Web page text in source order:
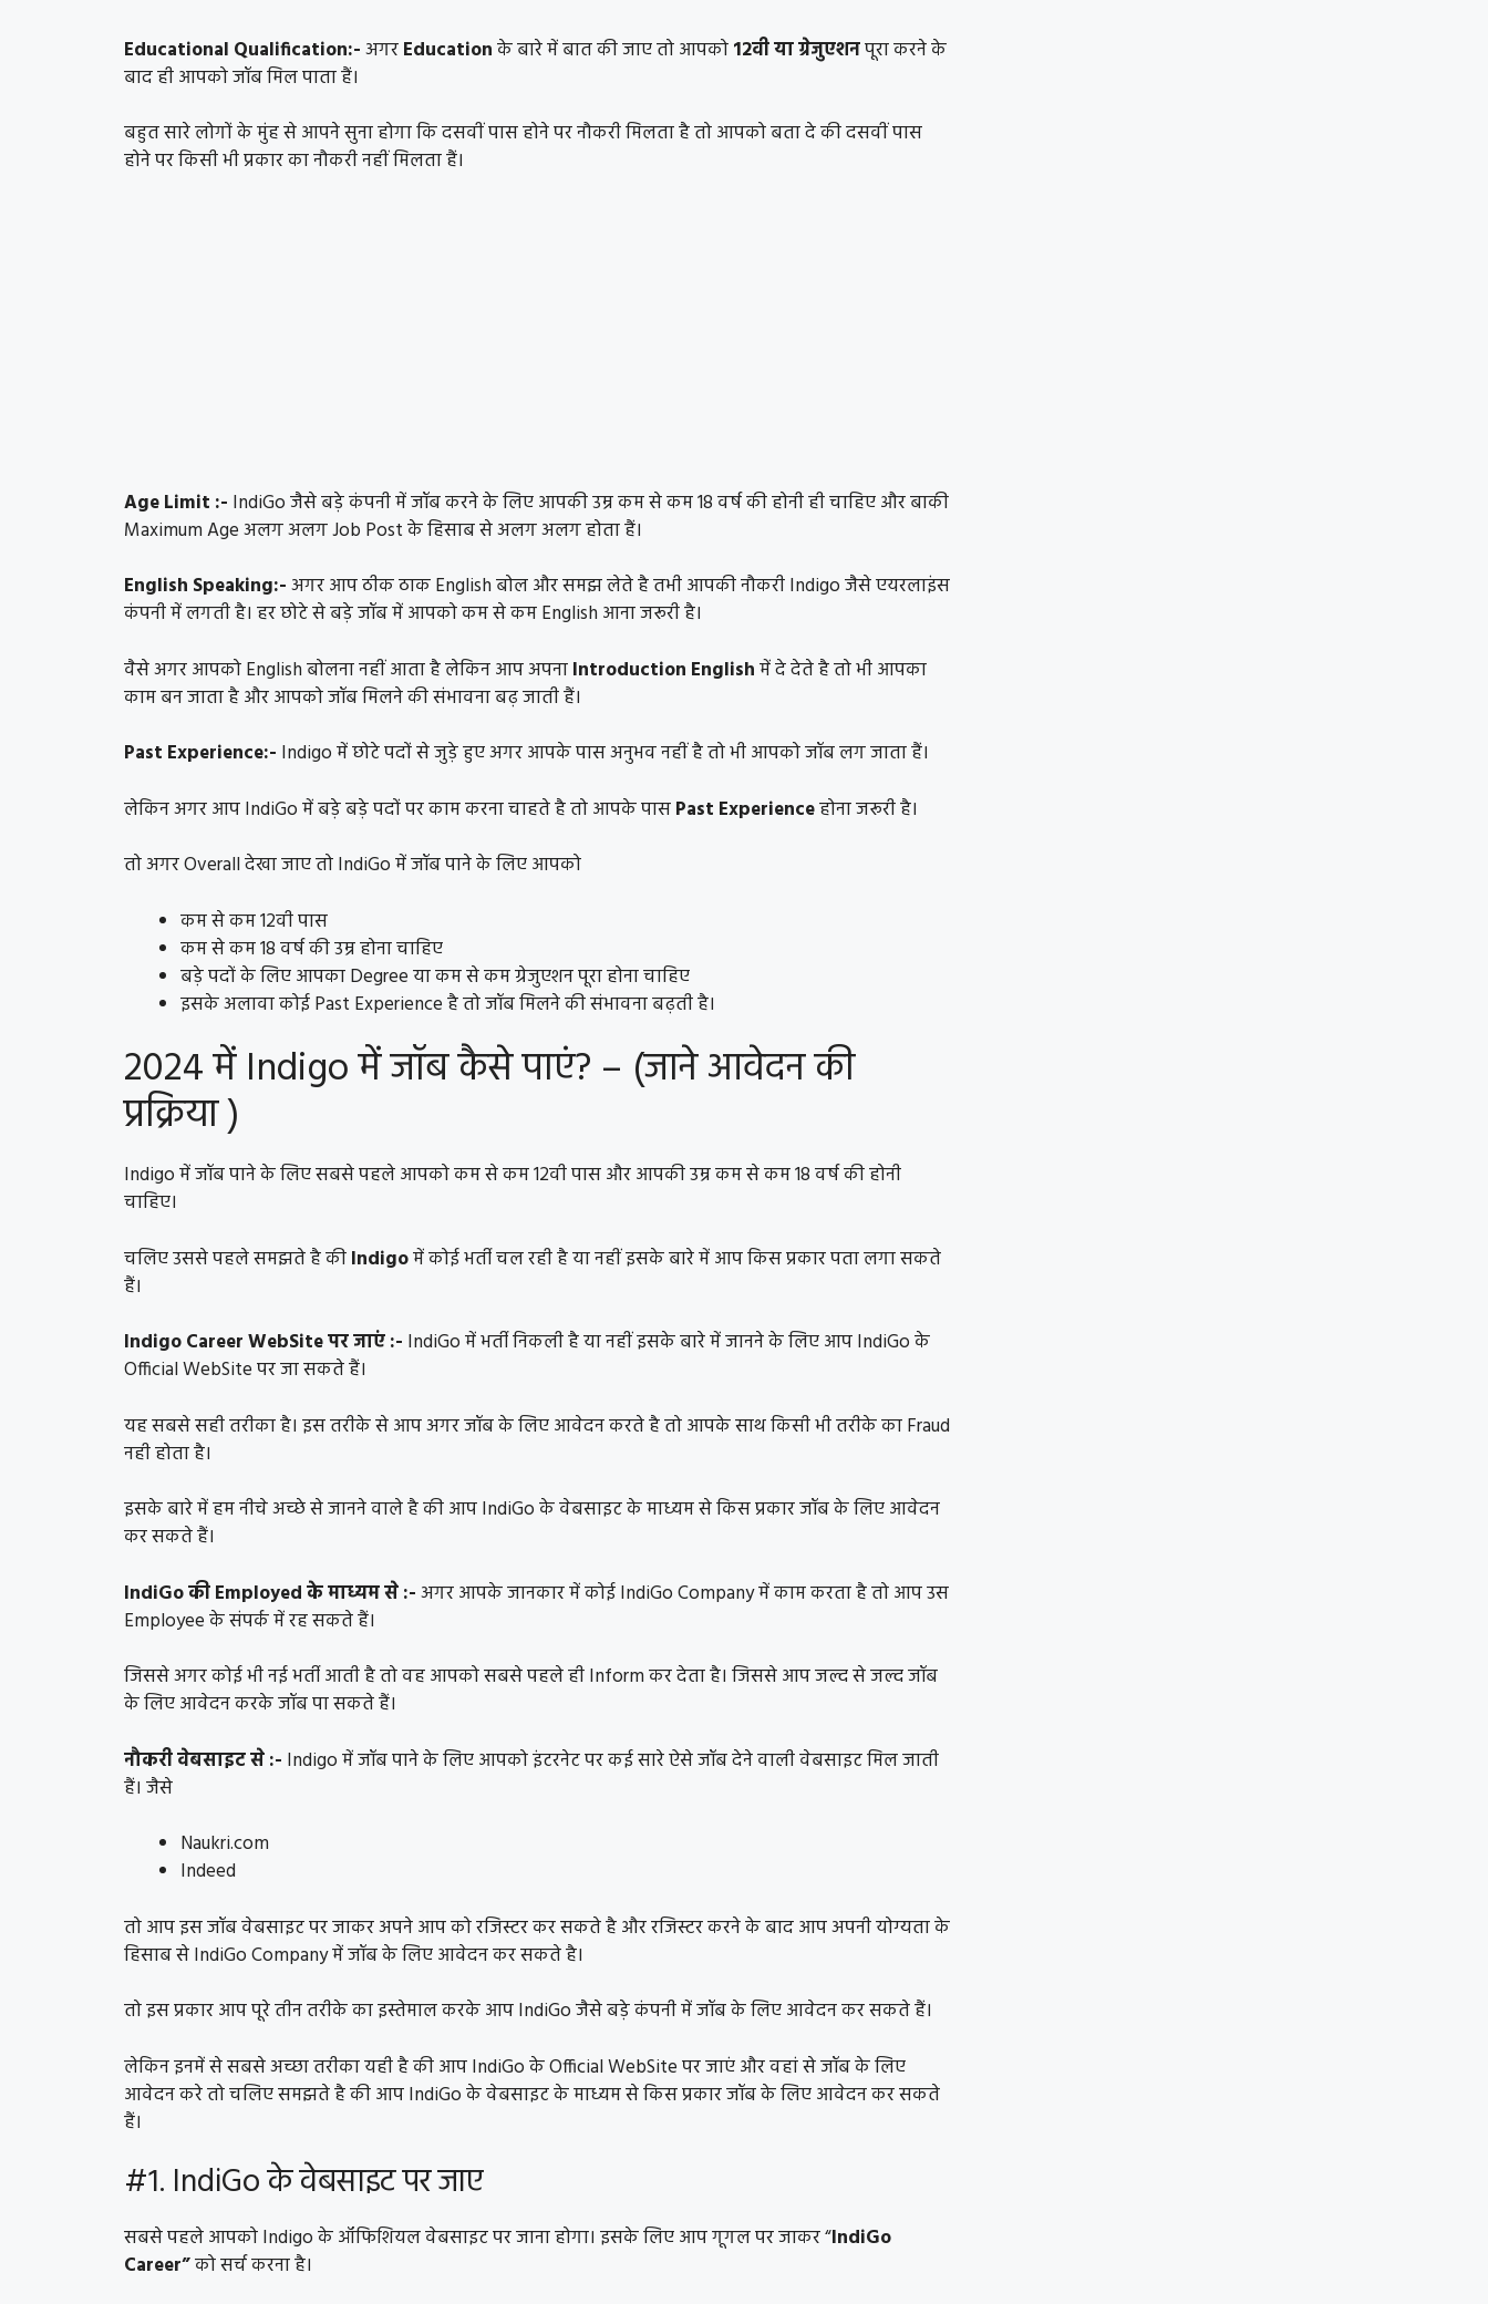
Educational Qualification:-अगरEducationके बारे में बात की जाए तो आपको12वी या ग्रेजुएशनपूरा करने के
बाद ही आपको जॉब मिल पाता हैं।
बहुत सारे लोगों के मुंह से आपने सुना होगा कि दसवीं पास होने पर नौकरी मिलता है तो आपको बता दे की दसवीं पास
होने पर किसी भी प्रकार का नौकरी नहीं मिलता हैं।
Age Limit :- IndiGo जैसे बड़े कंपनी में जॉब करने के लिए आपकी उम्र कम से कम 18 वर्ष की होनी ही चाहिए और बाकी
Maximum Age अलग अलग Job Post के हिसाब से अलग अलग होता हैं।
English Speaking:-अगर आप ठीक ठाक English बोल और समझ लेते है तभी आपकी नौकरी Indigo जैसे एयरलाइंस
कंपनी में लगती है। हर छोटे से बड़े जॉब में आपको कम से कम English आना जरूरी है।
वैसे अगर आपको English बोलना नहीं आता है लेकिन आप अपनाIntroduction Englishमें दे देते है तो भी आपका
काम बन जाता है और आपको जॉब मिलने की संभावना बढ़ जाती हैं।
Past Experience:- Indigo में छोटे पदों से जुड़े हुए अगर आपके पास अनुभव नहीं है तो भी आपको जॉब लग जाता हैं।
लेकिन अगर आप IndiGo में बड़े बड़े पदों पर काम करना चाहते है तो आपके पासPast Experienceहोना जरूरी है।
तो अगर Overall देखा जाए तो IndiGo में जॉब पाने के लिए आपको
कम से कम 12वी पास
कम से कम 18 वर्ष की उम्र होना चाहिए
बड़े पदों के लिए आपका Degree या कम से कम ग्रेजुएशन पूरा होना चाहिए
इसके अलावा कोई Past Experience है तो जॉब मिलने की संभावना बढ़ती है।
2024 में Indigo में जॉब कैसे पाएं? – (जाने आवेदन की
प्रक्रिया )
Indigo में जॉब पाने के लिए सबसे पहले आपको कम से कम 12वी पास और आपकी उम्र कम से कम 18 वर्ष की होनी
चाहिए।
चलिए उससे पहले समझते है कीIndigoमें कोई भर्ती चल रही है या नहीं इसके बारे में आप किस प्रकार पता लगा सकते
हैं।
Indigo Career WebSite पर जाएं :- IndiGo में भर्ती निकली है या नहीं इसके बारे में जानने के लिए आप IndiGo के
Official WebSite पर जा सकते हैं।
यह सबसे सही तरीका है। इस तरीके से आप अगर जॉब के लिए आवेदन करते है तो आपके साथ किसी भी तरीके का Fraud
नही होता है।
इसके बारे में हम नीचे अच्छे से जानने वाले है की आप IndiGo के वेबसाइट के माध्यम से किस प्रकार जॉब के लिए आवेदन
कर सकते हैं।
IndiGo की Employed के माध्यम से :-अगर आपके जानकार में कोई IndiGo Company में काम करता है तो आप उस
Employee के संपर्क में रह सकते हैं।
जिससे अगर कोई भी नई भर्ती आती है तो वह आपको सबसे पहले ही Inform कर देता है। जिससे आप जल्द से जल्द जॉब
के लिए आवेदन करके जॉब पा सकते हैं।
नौकरी वेबसाइट से :- Indigo में जॉब पाने के लिए आपको इंटरनेट पर कई सारे ऐसे जॉब देने वाली वेबसाइट मिल जाती
हैं। जैसे
Naukri.com
Indeed
तो आप इस जॉब वेबसाइट पर जाकर अपने आप को रजिस्टर कर सकते है और रजिस्टर करने के बाद आप अपनी योग्यता के
हिसाब से IndiGo Company में जॉब के लिए आवेदन कर सकते है।
तो इस प्रकार आप पूरे तीन तरीके का इस्तेमाल करके आप IndiGo जैसे बड़े कंपनी में जॉब के लिए आवेदन कर सकते हैं।
लेकिन इनमें से सबसे अच्छा तरीका यही है की आप IndiGo के Official WebSite पर जाएं और वहां से जॉब के लिए
आवेदन करे तो चलिए समझते है की आप IndiGo के वेबसाइट के माध्यम से किस प्रकार जॉब के लिए आवेदन कर सकते
हैं।
#1. IndiGo के वेबसाइट पर जाए
सबसे पहले आपको Indigo के ऑफिशियल वेबसाइट पर जाना होगा। इसके लिए आप गूगल पर जाकर “IndiGo
Career”को सर्च करना है।